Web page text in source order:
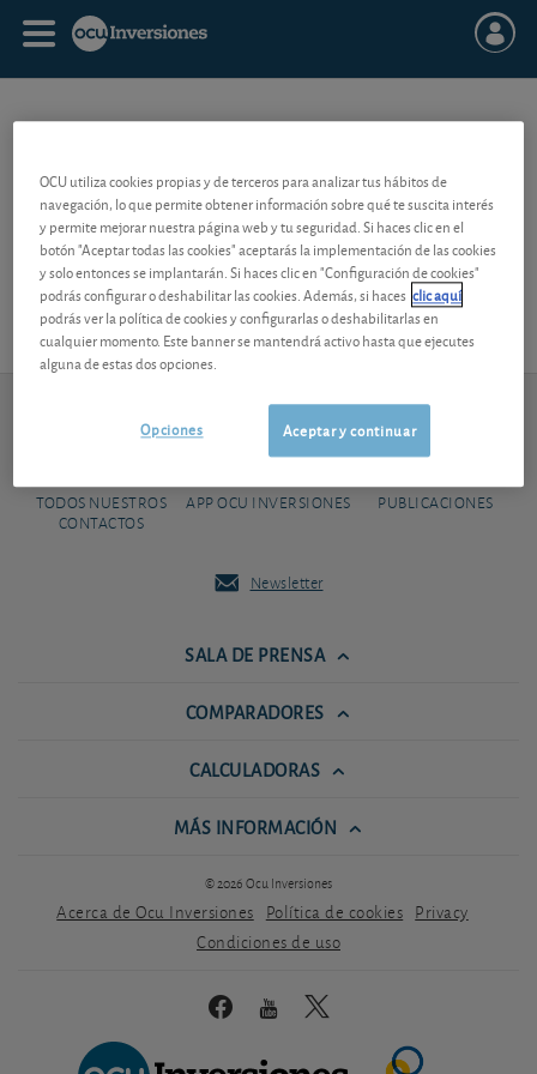
MID CAPS
Se denomina mid caps
las acciones cuya capitalización bursátil es
media.
Estas acciones se oponen a lassmall caps(de pequeña
capitalización) y lasbig capsolarge caps(de gran capitalización).
913 009 141
TODOS NUESTROS
CONTACTOS
APP OCU INVERSIONES PUBLICACIONES
Newsletter
SALA DE PRENSA
COMPARADORES
CALCULADORAS
MÁS INFORMACIÓN
© 2026 Ocu Inversiones
Acerca de Ocu Inversiones Política de cookies Privacy
Condiciones de uso
OCU utiliza cookies propias y de terceros para analizar tus hábitos de
navegación, lo que permite obtener información sobre qué te suscita interés
y permite mejorar nuestra página web y tu seguridad. Si haces clic en el
botón "Aceptar todas las cookies" aceptarás la implementación de las cookies
y solo entonces se implantarán. Si haces clic en "Configuración de cookies"
podrás configurar o deshabilitar las cookies. Además, si haces clic aquí
podrás ver la política de cookies y configurarlas o deshabilitarlas en
cualquier momento. Este banner se mantendrá activo hasta que ejecutes
alguna de estas dos opciones.
Aceptar y continuar
Opciones